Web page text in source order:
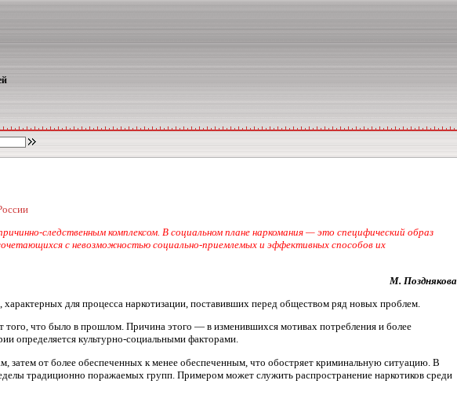
следственным комплексом. В социальном плане наркомания — это специфический образ
с невозможностью социально-приемлемых и эффективных способов их
М. Позднякова
для процесса наркотизации, поставивших перед обществом ряд новых проблем.
что было в прошлом. Причина этого — в изменившихся мотивах потребления и более
определяется культурно-социальными факторами.
затем от более обеспеченных к менее обеспеченным, что обостряет криминальную ситуацию. В
традиционно поражаемых групп. Примером может служить распространение наркотиков среди